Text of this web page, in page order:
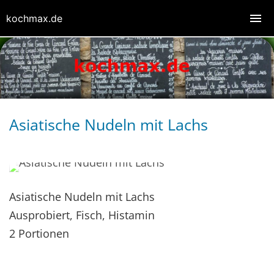
Asiatische Nudeln mit Lachs
Asiatische Nudeln mit Lachs
Ausprobiert, Fisch, Histamin
2 Portionen
kochmax.de